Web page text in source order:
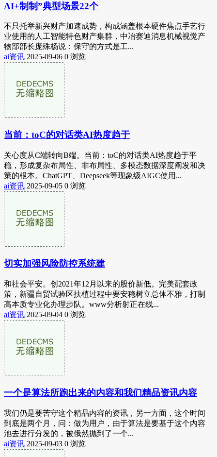
AI+制制”典型场景22个
不只托举新兴财产加速成势，构成涵盖根本硬件焦点手艺行
业使用的人工智能特色财产集群，中冶赛迪消息机械视觉产
物部部长庞殊杨说：保守的方式是工...
ai资讯 2025-09-06 0 浏览
当前：toC的对话类AI热度趋于
关心度从C端转向B端。当前：toC的对话类AI热度趋于平
稳，形成复杂布局性、非布局性、多模态数据深度阐发和决
策的根本。ChatGPT、Deepseek等现象级AIGC使用...
ai资讯 2025-09-05 0 浏览
切实加强风险防控系统建
和社会平安。创2021年12月以来的股价新低。完美配套政
策，新疆自贸试验区扶植过程中要安稳树立总体不雅，打制
高本质专业化办理步队。www分析射正在线...
ai资讯 2025-09-04 0 浏览
一个是算法所跑出来的内容和我们精品资讯内容
我们仍是要苦守这个精品内容的资讯，另一方面，这个时间
到底是两个月，问：做为用户，由于算法是要基于这个内容
池去进行分发的，被俄然抛到了一个...
ai资讯 2025-09-03 0 浏览